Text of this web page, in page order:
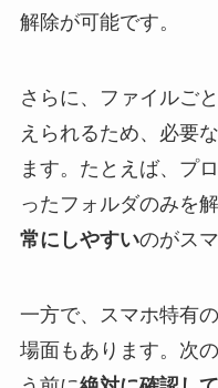
解除が可能です。
さらに、ファイルご
えられるため、必要
ます。たとえば、プ
ったフォルダのみを
常にしやすいのがス
一方で、スマホ特有
場面もあります。次